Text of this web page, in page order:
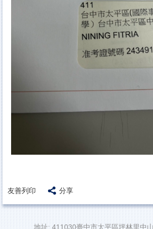
友善列印 分享
地址: 411030臺中市太平區坪林里中